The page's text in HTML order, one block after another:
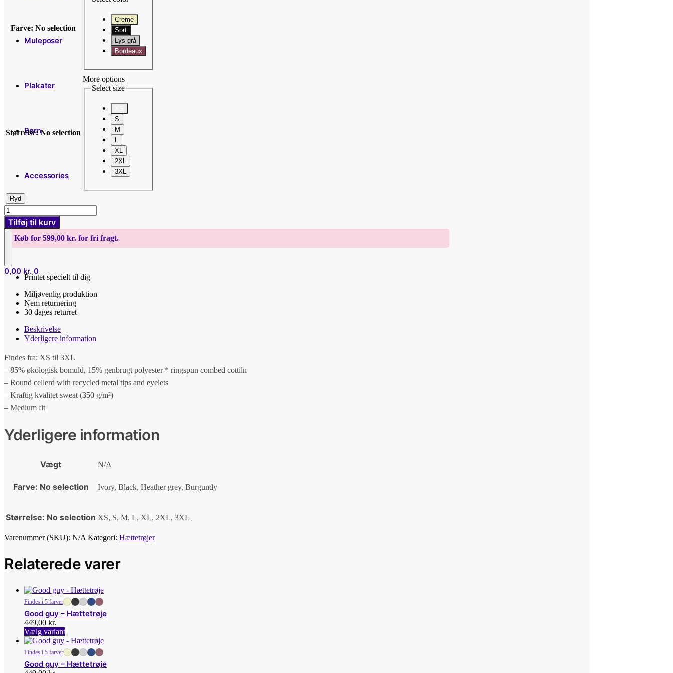
Muleposer
Plakater
Børn
Accessories
0,00 kr. 0
Farve: No selection
Creme
Sort
Lys grå
Bordeaux
Størrelse: No selection
More options
Select size
S
M
L
XL
2XL
3XL
Ryd
TA
´
DET
SOM
-
Hættetrøje
antal
Tilføj til kurv
Køb for 599,00 kr. for fri fragt.
Printet specielt til dig
Miljøvenlig produktion
Nem returnering
30 dages returret
Beskrivelse
Yderligere information
Findes fra: XS til 3XL
– 85% økologisk bomuld, 15% genbrugt polyester * ringspun combed cottiln
– Round cellerd with recycled metal tips and eyelets
– Kraftig kvalitet sweat (350 g/m²)
– Medium fit
Yderligere information
Vægt N/A
Farve: No selection Ivory, Black, Heather grey, Burgundy
Størrelse: No selection XS, S, M, L, XL, 2XL, 3XL
Varenummer (SKU): N/A Kategori: Hættetrøjer
Relaterede varer
Findes i 5 farver
Good guy – Hættetrøje
449,00 kr.
Vælg variantDette
vare
har
flere
varianter.
Findes i 5 farver
Good guy – Hættetrøje